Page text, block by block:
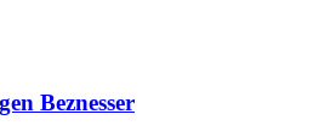
Beznesser